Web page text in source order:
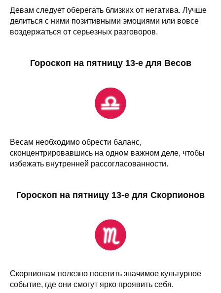
Девам следует оберегать близких от негатива. Лучше
делиться с ними позитивными эмоциями или вовсе
воздержаться от серьезных разговоров.
Гороскоп на пятницу 13-е для Весов
Весам необходимо обрести баланс,
сконцентрировавшись на одном важном деле, чтобы
избежать внутренней рассогласованности.
Гороскоп на пятницу 13-е для Скорпионов
Скорпионам полезно посетить значимое культурное
событие, где они смогут ярко проявить себя.